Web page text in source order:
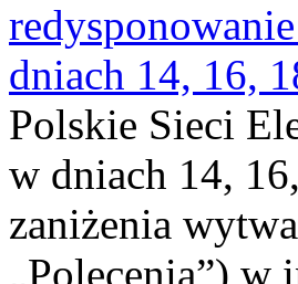
dniach 14, 16,
Polskie Sieci
w dniach 14,
zaniżenia
„Polecenia”) w